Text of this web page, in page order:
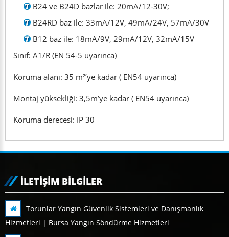
B24 ve B24D bazlar ile: 20mA/12-30V;
B24RD baz ile: 33mA/12V, 49mA/24V, 57mA/30V
B12 baz ile: 18mA/9V, 29mA/12V, 32mA/15V
Sınıf: A1/R (EN 54-5 uyarınca)
Koruma alanı: 35 m²’ye kadar ( EN54 uyarınca)
Montaj yüksekliği: 3,5m’ye kadar ( EN54 uyarınca)
Koruma derecesi: IP 30
İLETIŞIM BILGILER
Torunlar Yangın Güvenlik Sistemleri ve Danışmanlık
Hizmetleri | Bursa Yangın Söndürme Hizmetleri